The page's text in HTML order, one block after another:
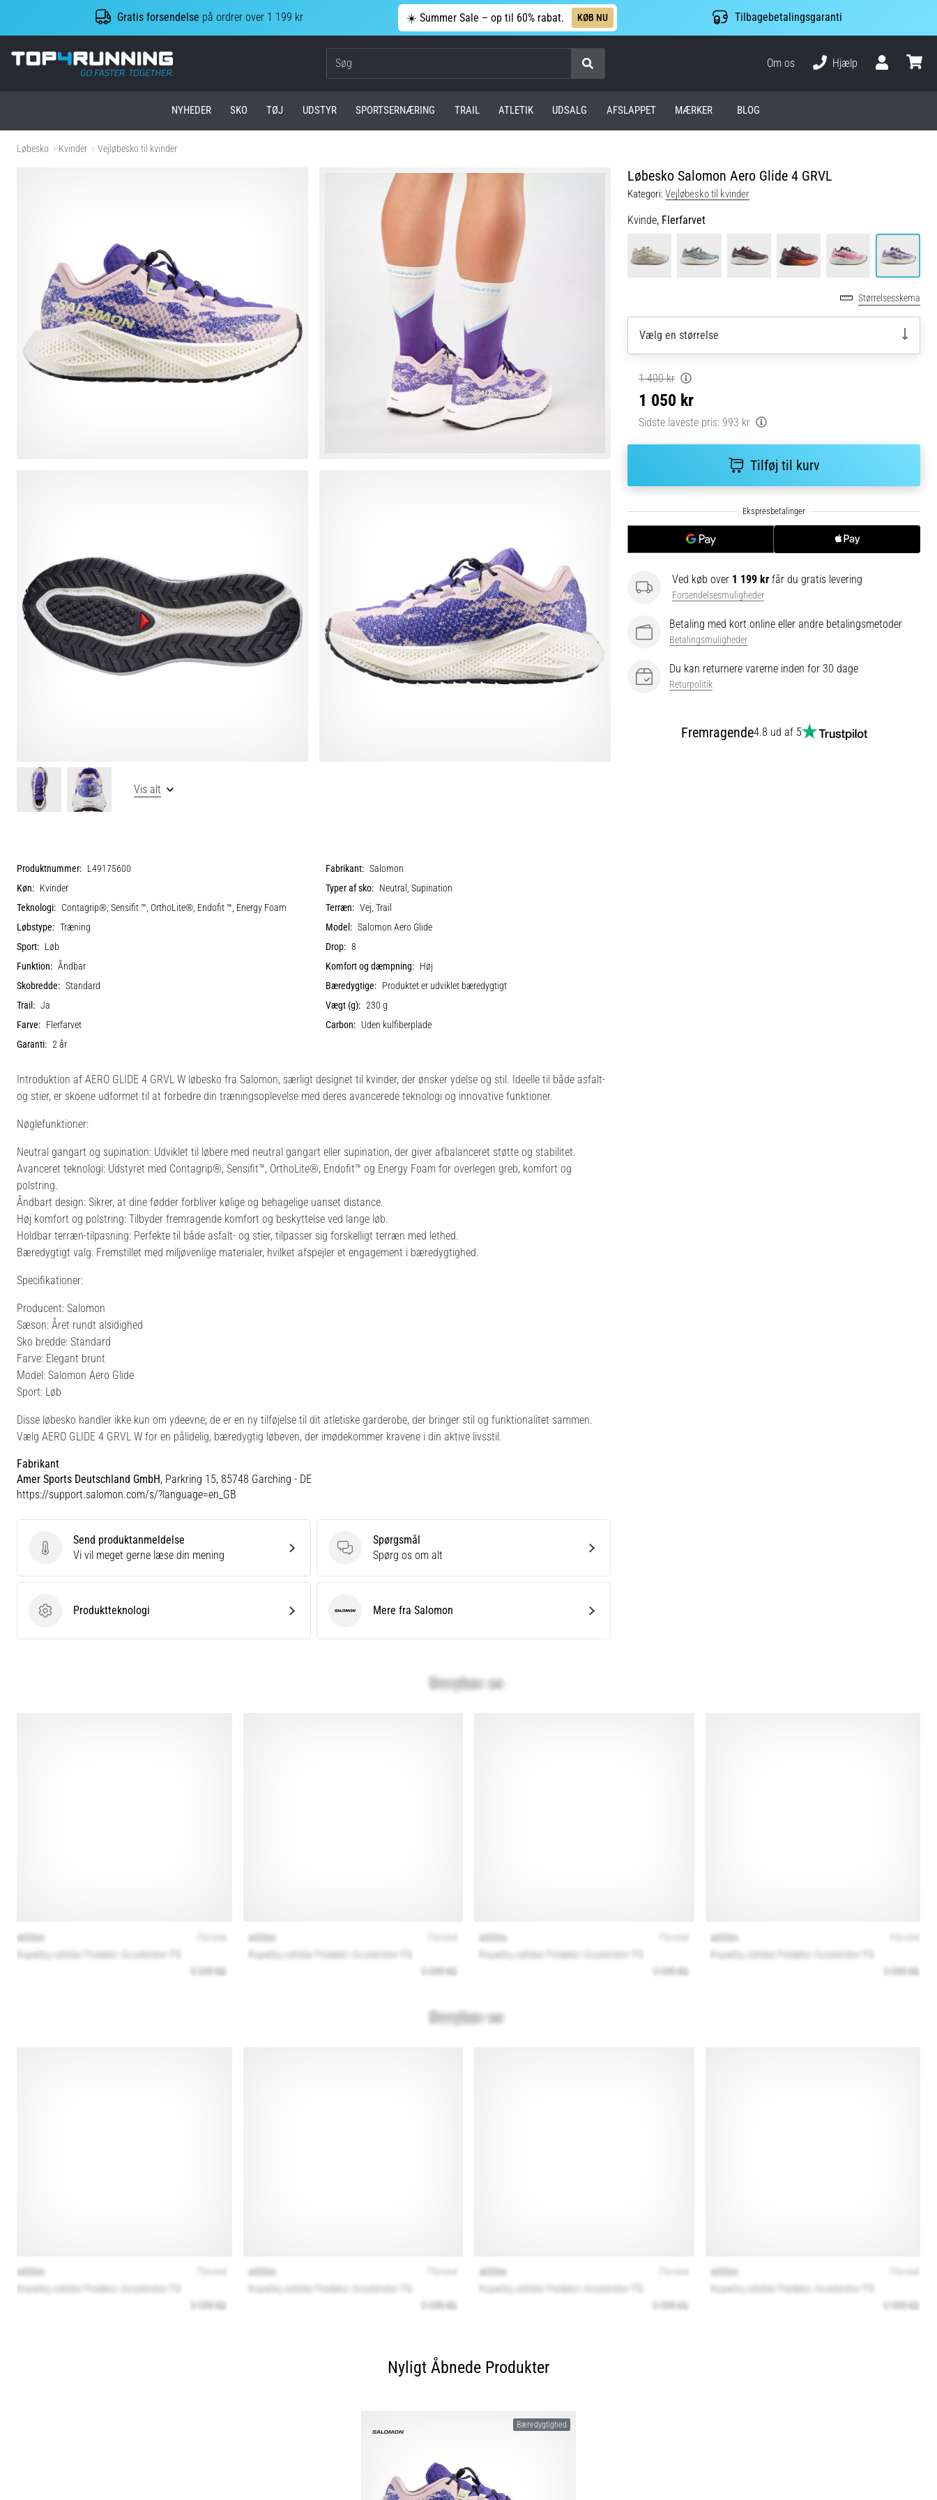
Gratis forsendelse på ordrer over 1 199 kr ☀️ Summer Sale – op til 60% rabat. KØB NU Tilbagebetalingsgaranti
Top4Running.dk
Om os
Hjælp
NYHEDER SKO TØJ UDSTYR SPORTSERNÆRING TRAIL ATLETIK UDSALG AFSLAPPET MÆRKER BLOG
Løbesko Kvinder Vejløbesko til kvinder
Løbesko Salomon Aero Glide 4 GRVL
Kategori:Vejløbesko til kvinder
Kvinde, Flerfarvet
Størrelsesskema
Vælg en størrelse
1 400 kr
1 050 kr
Sidste laveste pris: 993 kr
Tilføj til kurv
Ved køb over 1 199 kr får du gratis levering
Forsendelsesmuligheder
Betaling med kort online eller andre betalingsmetoder
Betalingsmuligheder
Du kan returnere varerne inden for 30 dage
Returpolitik
Fremragende4.8 ud af 5
Vis alt
Produktnummer: L49175600 Fabrikant: Salomon
Køn: Kvinder Typer af sko: Neutral, Supination
Teknologi: Contagrip®, Sensifit ™, OrthoLite®, Endofit ™, Energy Foam Terræn: Vej, Trail
Løbstype: Træning Model: Salomon Aero Glide
Sport: Løb Drop: 8
Funktion: Åndbar Komfort og dæmpning: Høj
Skobredde: Standard Bæredygtige: Produktet er udviklet bæredygtigt
Trail: Ja Vægt (g): 230 g
Farve: Flerfarvet Carbon: Uden kulfiberplade
Garanti: 2 år
Introduktion af AERO GLIDE 4 GRVL W løbesko fra Salomon, særligt designet til kvinder, der ønsker ydelse og stil. Ideelle til både asfalt-
og stier, er skoene udformet til at forbedre din træningsoplevelse med deres avancerede teknologi og innovative funktioner.
Nøglefunktioner:
Neutral gangart og supination: Udviklet til løbere med neutral gangart eller supination, der giver afbalanceret støtte og stabilitet.
Avanceret teknologi: Udstyret med Contagrip®, Sensifit™, OrthoLite®, Endofit™ og Energy Foam for overlegen greb, komfort og
polstring.
Åndbart design: Sikrer, at dine fødder forbliver kølige og behagelige uanset distance.
Høj komfort og polstring: Tilbyder fremragende komfort og beskyttelse ved lange løb.
Holdbar terræn-tilpasning: Perfekte til både asfalt- og stier, tilpasser sig forskelligt terræn med lethed.
Bæredygtigt valg: Fremstillet med miljøvenlige materialer, hvilket afspejler et engagement i bæredygtighed.
Specifikationer:
Producent: Salomon
Sæson: Året rundt alsidighed
Sko bredde: Standard
Farve: Elegant brunt
Model: Salomon Aero Glide
Sport: Løb
Disse løbesko handler ikke kun om ydeevne; de er en ny tilføjelse til dit atletiske garderobe, der bringer stil og funktionalitet sammen.
Vælg AERO GLIDE 4 GRVL W for en pålidelig, bæredygtig løbeven, der imødekommer kravene i din aktive livsstil.
Fabrikant
Amer Sports Deutschland GmbH, Parkring 15, 85748 Garching - DE
https://support.salomon.com/s/?language=en_GB
Send produktanmeldelse
Send produktanmeldelse
Vi vil meget gerne læse din mening
Spørgsmål
Spørgsmål
Spørg os om alt
Produktteknologi
Produktteknologi SalomonMere fra Salomon
Nyligt Åbnede Produkter
Bæredygtighed